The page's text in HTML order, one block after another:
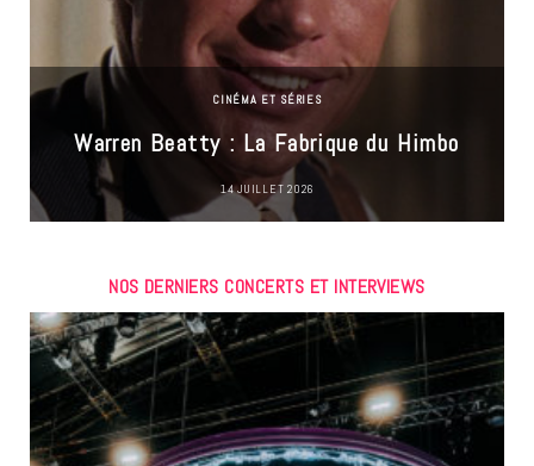
CINÉMA ET SÉRIES
Warren Beatty : La Fabrique du Himbo
14 JUILLET 2026
NOS DERNIERS CONCERTS ET INTERVIEWS